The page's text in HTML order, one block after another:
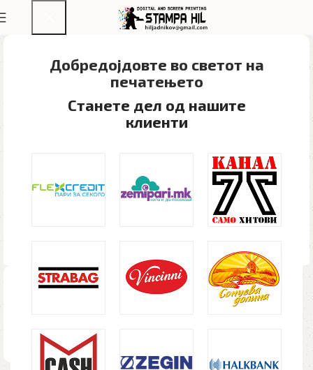
Добредојдовте во светот на
печатењето​
Станете дел од нашите
клиенти